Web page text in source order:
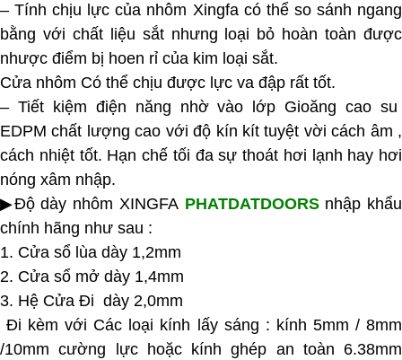
– Tính chịu lực của nhôm Xingfa có thể so sánh ngang
bằng với chất liệu sắt nhưng loại bỏ hoàn toàn được
nhược điểm bị hoen rỉ của kim loại sắt.
Cửa nhôm Có thể chịu được lực va đập rất tốt.
– Tiết kiệm điện năng nhờ vào lớp Gioăng cao su
EDPM chất lượng cao với độ kín kít tuyệt vời cách âm ,
cách nhiệt tốt. Hạn chế tối đa sự thoát hơi lạnh hay hơi
nóng xâm nhập.
▶Độ dày nhôm XINGFA PHATDATDOORSnhập khẩu
chính hãng như sau :
1. Cửa sổ lùa dày 1,2mm
2. Cửa sổ mở dày 1,4mm
3. Hệ Cửa Đi dày 2,0mm
Đi kèm với Các loại kính lấy sáng : kính 5mm / 8mm
/10mm cường lực hoặc kính ghép an toàn 6.38mm